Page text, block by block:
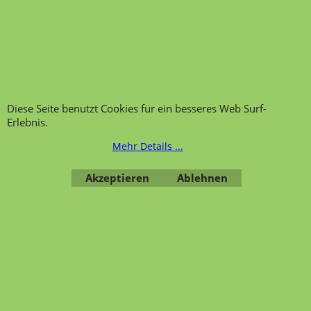
Datenschutz
Diese Seite benutzt Cookies für ein besseres Web Surf-
Erlebnis.
Mehr Details ...
Akzeptieren Ablehnen